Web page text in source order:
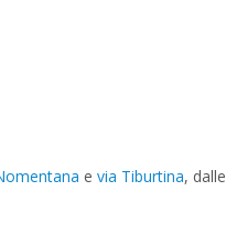
e via Tiburtina, dalle